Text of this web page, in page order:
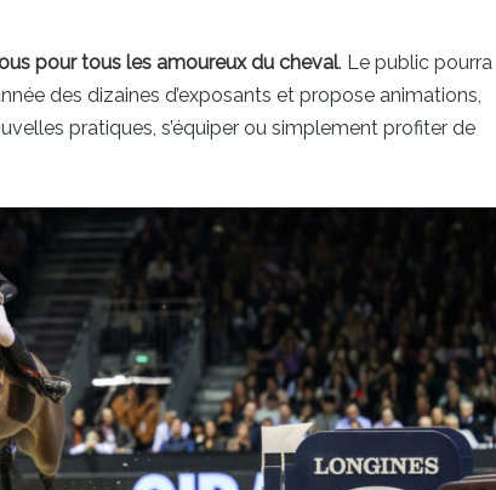
pour tous les amoureux du cheval. Le public pourra
des dizaines d’exposants et propose animations,
pratiques, s’équiper ou simplement profiter de